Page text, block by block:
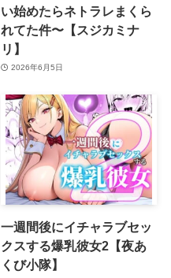
い始めたらネトラレまくら
れてた件〜【スジカミナ
リ】
2026年6月5日
一週間後にイチャラブセッ
クスする爆乳彼女2【夜あ
くび小隊】